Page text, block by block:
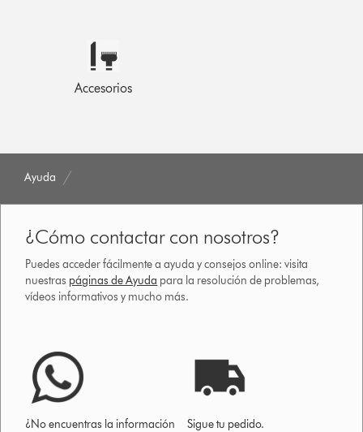
Accesorios
Ayuda
¿Cómo contactar con nosotros?
Puedes acceder fácilmente a ayuda y consejos online: visita
nuestras páginas de Ayuda para la resolución de problemas,
vídeos informativos y mucho más.
¿No encuentras la información
Sigue tu pedido.